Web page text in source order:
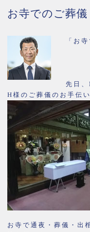
お寺でのご葬儀
「お
先日
H様のご葬儀のお手伝
お寺で通夜・葬儀・出